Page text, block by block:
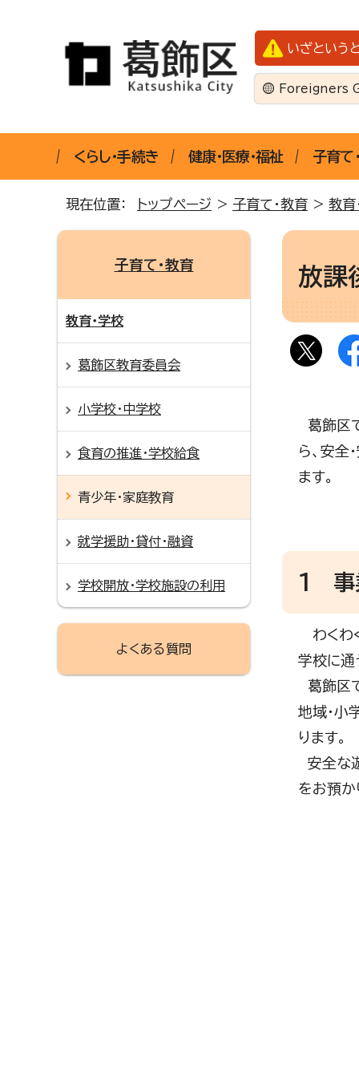
いざという
Foreigners
くらし・手続き 健康・医療・福祉 子育て
現在位置： トップページ > 子育て・教育 > 教育
放課
葛飾区
ら、安全
ます。
1 事
わくわ
学校に通
葛飾区
地域・小
ります。
安全な
をお預か
子育て・教育
教育・学校
葛飾区教育委員会
小学校・中学校
食育の推進・学校給食
青少年・家庭教育
就学援助・貸付・融資
学校開放・学校施設の利用
よくある質問